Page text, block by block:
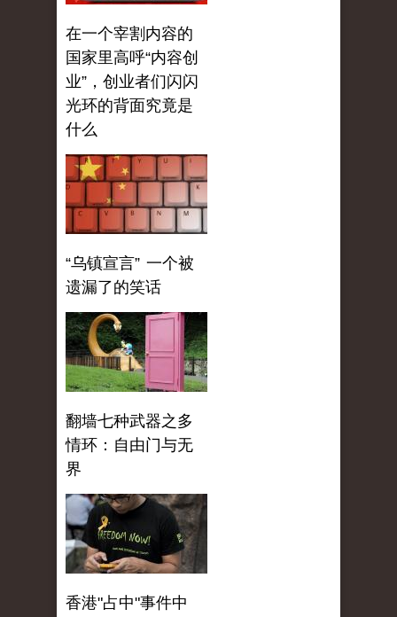
在一个宰割内容的
国家里高呼“内容创
业”，创业者们闪闪
光环的背面究竟是
什么
“乌镇宣言” 一个被
遗漏了的笑话
翻墙七种武器之多
情环：自由门与无
界
香港"占中"事件中